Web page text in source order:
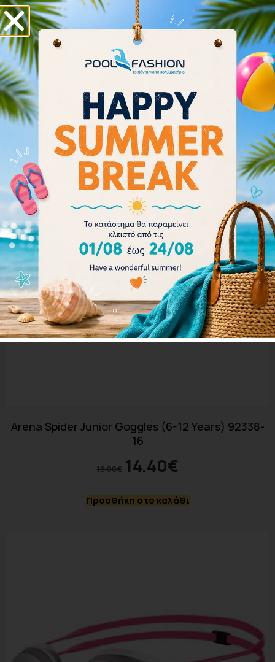
TYR Kid’s Swimple Goggles – Tie Dye LGSWTD-509
Clear/Purple/Teal
13.50€
Προσθήκη στο καλάθι
Arena Spider Junior Goggles (6-12 Years) 92338-
16
16.00€ 14.40€
Προσθήκη στο καλάθι